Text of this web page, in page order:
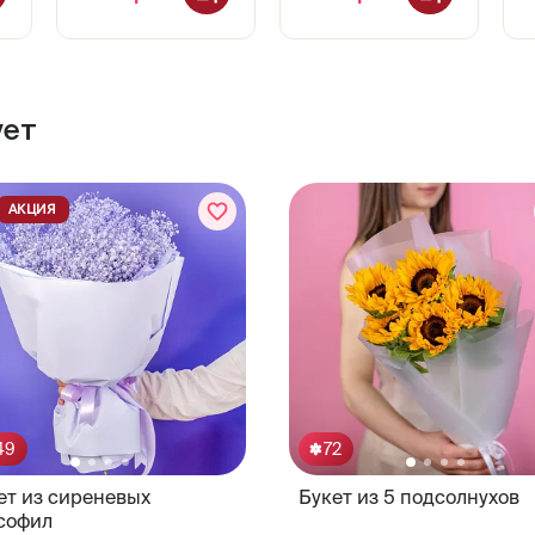
из сиреневых
АКЦИЯ
72
Букет из 5 подсолнухов